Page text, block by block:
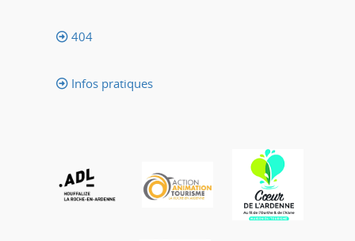
404
Infos pratiques